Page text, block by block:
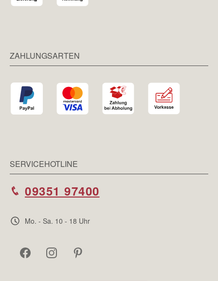
ZAHLUNGSARTEN
SERVICEHOTLINE
09351 97400
Mo. - Sa. 10 - 18 Uhr